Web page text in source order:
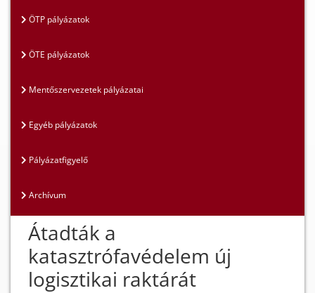
ÖTP pályázatok
ÖTE pályázatok
Mentőszervezetek pályázatai
Egyéb pályázatok
Pályázatfigyelő
Archívum
Átadták a
katasztrófavédelem új
logisztikai raktárát